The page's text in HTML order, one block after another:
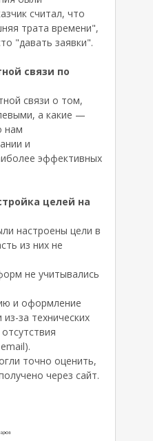
считал, что
трата времени",
"давать заявки".
связи по
связи о том,
а какие —
нам
и
эффективных
целей на
настроены цели в
из них не
не учитывались
и оформление
за технических
точно оценить,
через сайт.